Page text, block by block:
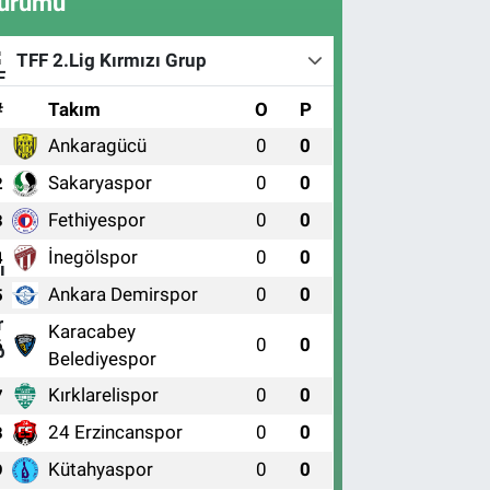
TFF 2.Lig Kırmızı Grup
Takım O P
Ankaragücü 0 0
Sakaryaspor 0 0
Fethiyespor 0 0
İnegölspor 0 0
Ankara Demirspor 0 0
Karacabey
Belediyespor
0 0
Kırklarelispor 0 0
24 Erzincanspor 0 0
Kütahyaspor 0 0